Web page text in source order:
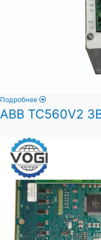
Подробнее
ABB TC560V2